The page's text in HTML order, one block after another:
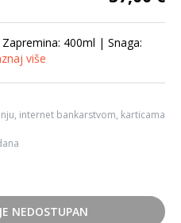
400ml | Snaga:
više
internet bankarstvom, karticama
NEDOSTUPAN